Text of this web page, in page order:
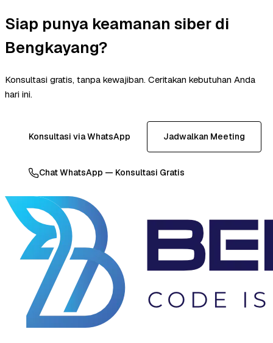
Siap punya keamanan siber di
Bengkayang?
Konsultasi gratis, tanpa kewajiban. Ceritakan kebutuhan Anda
hari ini.
Konsultasi via WhatsApp Jadwalkan Meeting
Chat WhatsApp — Konsultasi Gratis